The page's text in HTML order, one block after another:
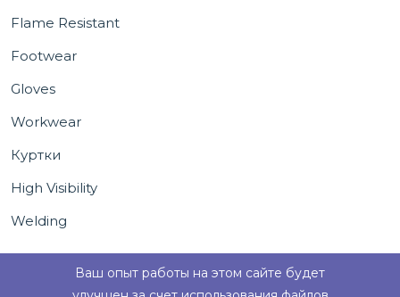
Flame Resistant
Footwear
Gloves
Workwear
Куртки
High Visibility
Welding
Ваш опыт работы на этом сайте будет